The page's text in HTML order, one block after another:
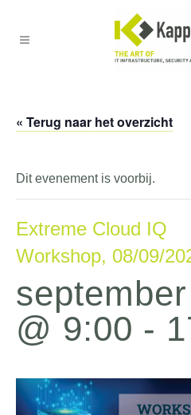
« Terug naar het overzicht
Dit evenement is voorbij.
Extreme Cloud IQ
Workshop, 08/09/
@ 9:00 -